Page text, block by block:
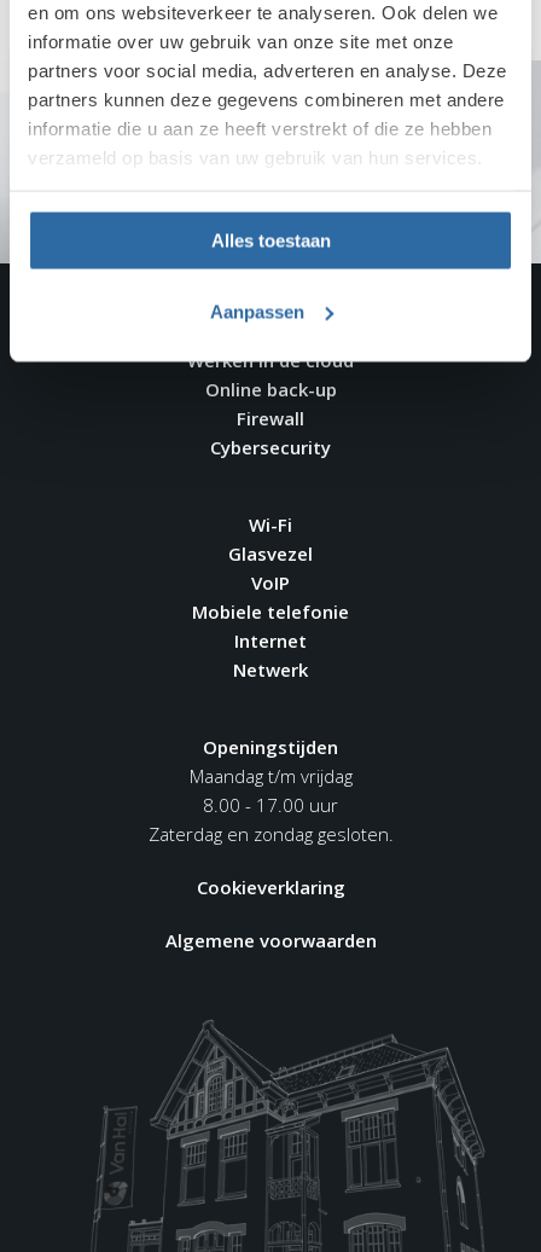
en om ons websiteverkeer te analyseren. Ook delen we
informatie over uw gebruik van onze site met onze
partners voor social media, adverteren en analyse. Deze
partners kunnen deze gegevens combineren met andere
informatie die u aan ze heeft verstrekt of die ze hebben
verzameld op basis van uw gebruik van hun services.
Alles toestaan
Aanpassen
Meer weten over Monitoring/SIEM?
Neem dan contact met ons op!
Werkplekbeheer
Werken in de cloud
Online back-up
Firewall
Cybersecurity
Wi-Fi
Glasvezel
VoIP
Mobiele telefonie
Internet
Netwerk
Openingstijden
Maandag t/m vrijdag
8.00 - 17.00 uur
Zaterdag en zondag gesloten.
Cookieverklaring
Algemene voorwaarden